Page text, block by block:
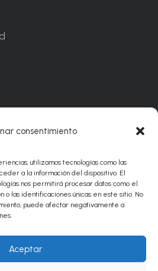
consentimiento
utilizamos tecnologías como las
a la información del dispositivo. El
nos permitirá procesar datos como el
o las identificaciones únicas en este sitio. No
puede afectar negativamente a
Aceptar
La Palma de
2026 |
SEO de páginas web